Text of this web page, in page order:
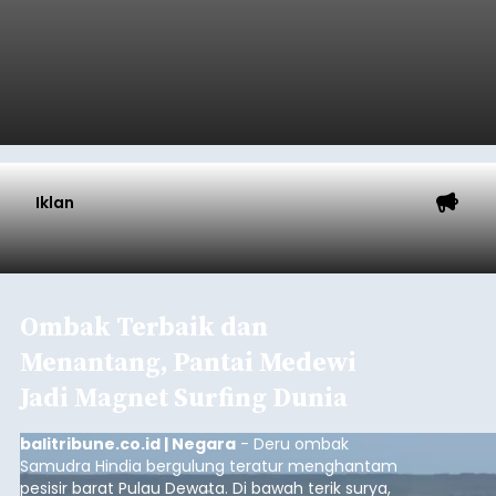
Iklan
Ombak Terbaik dan
Menantang, Pantai Medewi
Jadi Magnet Surfing Dunia
balitribune.co.id | Negara - Deru ombak
Samudra Hindia bergulung teratur menghantam
pesisir barat Pulau Dewata. Di bawah terik surya,